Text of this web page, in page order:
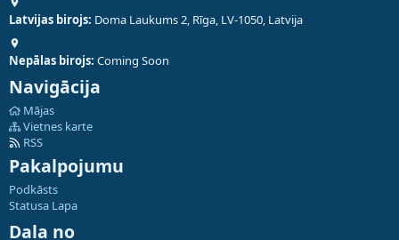
Latvijas birojs: Doma Laukums 2, Rīga, LV-1050, Latvija
Nepālas birojs: Coming Soon
Navigācija
Mājas
Vietnes karte
RSS
Pakalpojumu
Podkāsts
Statusa Lapa
Daļa no